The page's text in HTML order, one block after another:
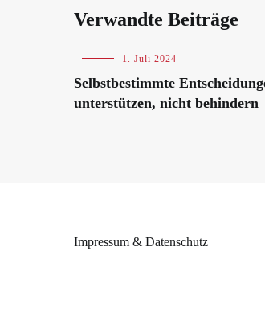
Verwandte Beiträge
Blog 1. Juli 2024
Selbstbestimmte
unterstützen, nicht behindern
Impressum & Datenschutz